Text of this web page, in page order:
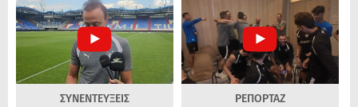
ΣΥΝΕΝΤΕΥΞΕΙΣ ΡΕΠΟΡΤΑΖ